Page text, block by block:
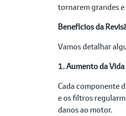
tornarem grandes
Benefícios da
Vamos detalhar
1. Aumento da
Cada componente
e os filtros
danos ao motor.